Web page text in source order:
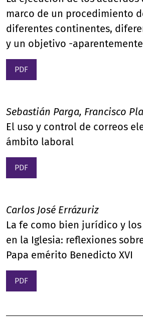
marco de un procedimiento
diferentes continentes,
y un objetivo -
PDF
Sebastián Parga, Francisco
El uso y control de correos
ámbito laboral
PDF
Carlos José Errázuriz
La fe como bien jurídico y
en la Iglesia: reflexiones
Papa emérito Benedicto XVI
PDF